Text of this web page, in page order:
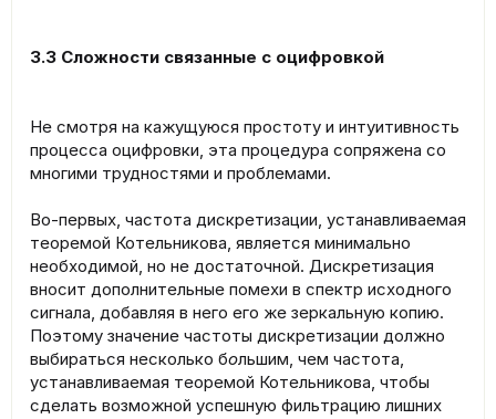
3.3 Сложности связанные с оцифровкой
Не смотря на кажущуюся простоту и интуитивность
процесса оцифровки, эта процедура сопряжена со
многими трудностями и проблемами.
Во-первых, частота дискретизации, устанавливаемая
теоремой Котельникова, является минимально
необходимой, но не достаточной. Дискретизация
вносит дополнительные помехи в спектр исходного
сигнала, добавляя в него его же зеркальную копию.
Поэтому значение частоты дискретизации должно
выбираться несколько большим, чем частота,
устанавливаемая теоремой Котельникова, чтобы
сделать возможной успешную фильтрацию лишних